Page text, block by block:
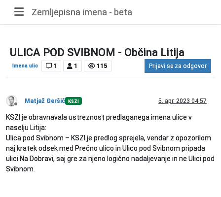
Zemljepisna imena - beta
ULICA POD SVIBNOM - Občina Litija
Imena ulic 1 1 115 Prijavi se za odgovor
Matjaž Geršič KSZI 5. apr. 2023 04:57
KSZI je obravnavala ustreznost predlaganega imena ulice v
naselju Litija:
Ulica pod Svibnom – KSZI je predlog sprejela, vendar z opozorilom
naj kratek odsek med Prečno ulico in Ulico pod Svibnom pripada
ulici Na Dobravi, saj gre za njeno logično nadaljevanje in ne Ulici pod
Svibnom.